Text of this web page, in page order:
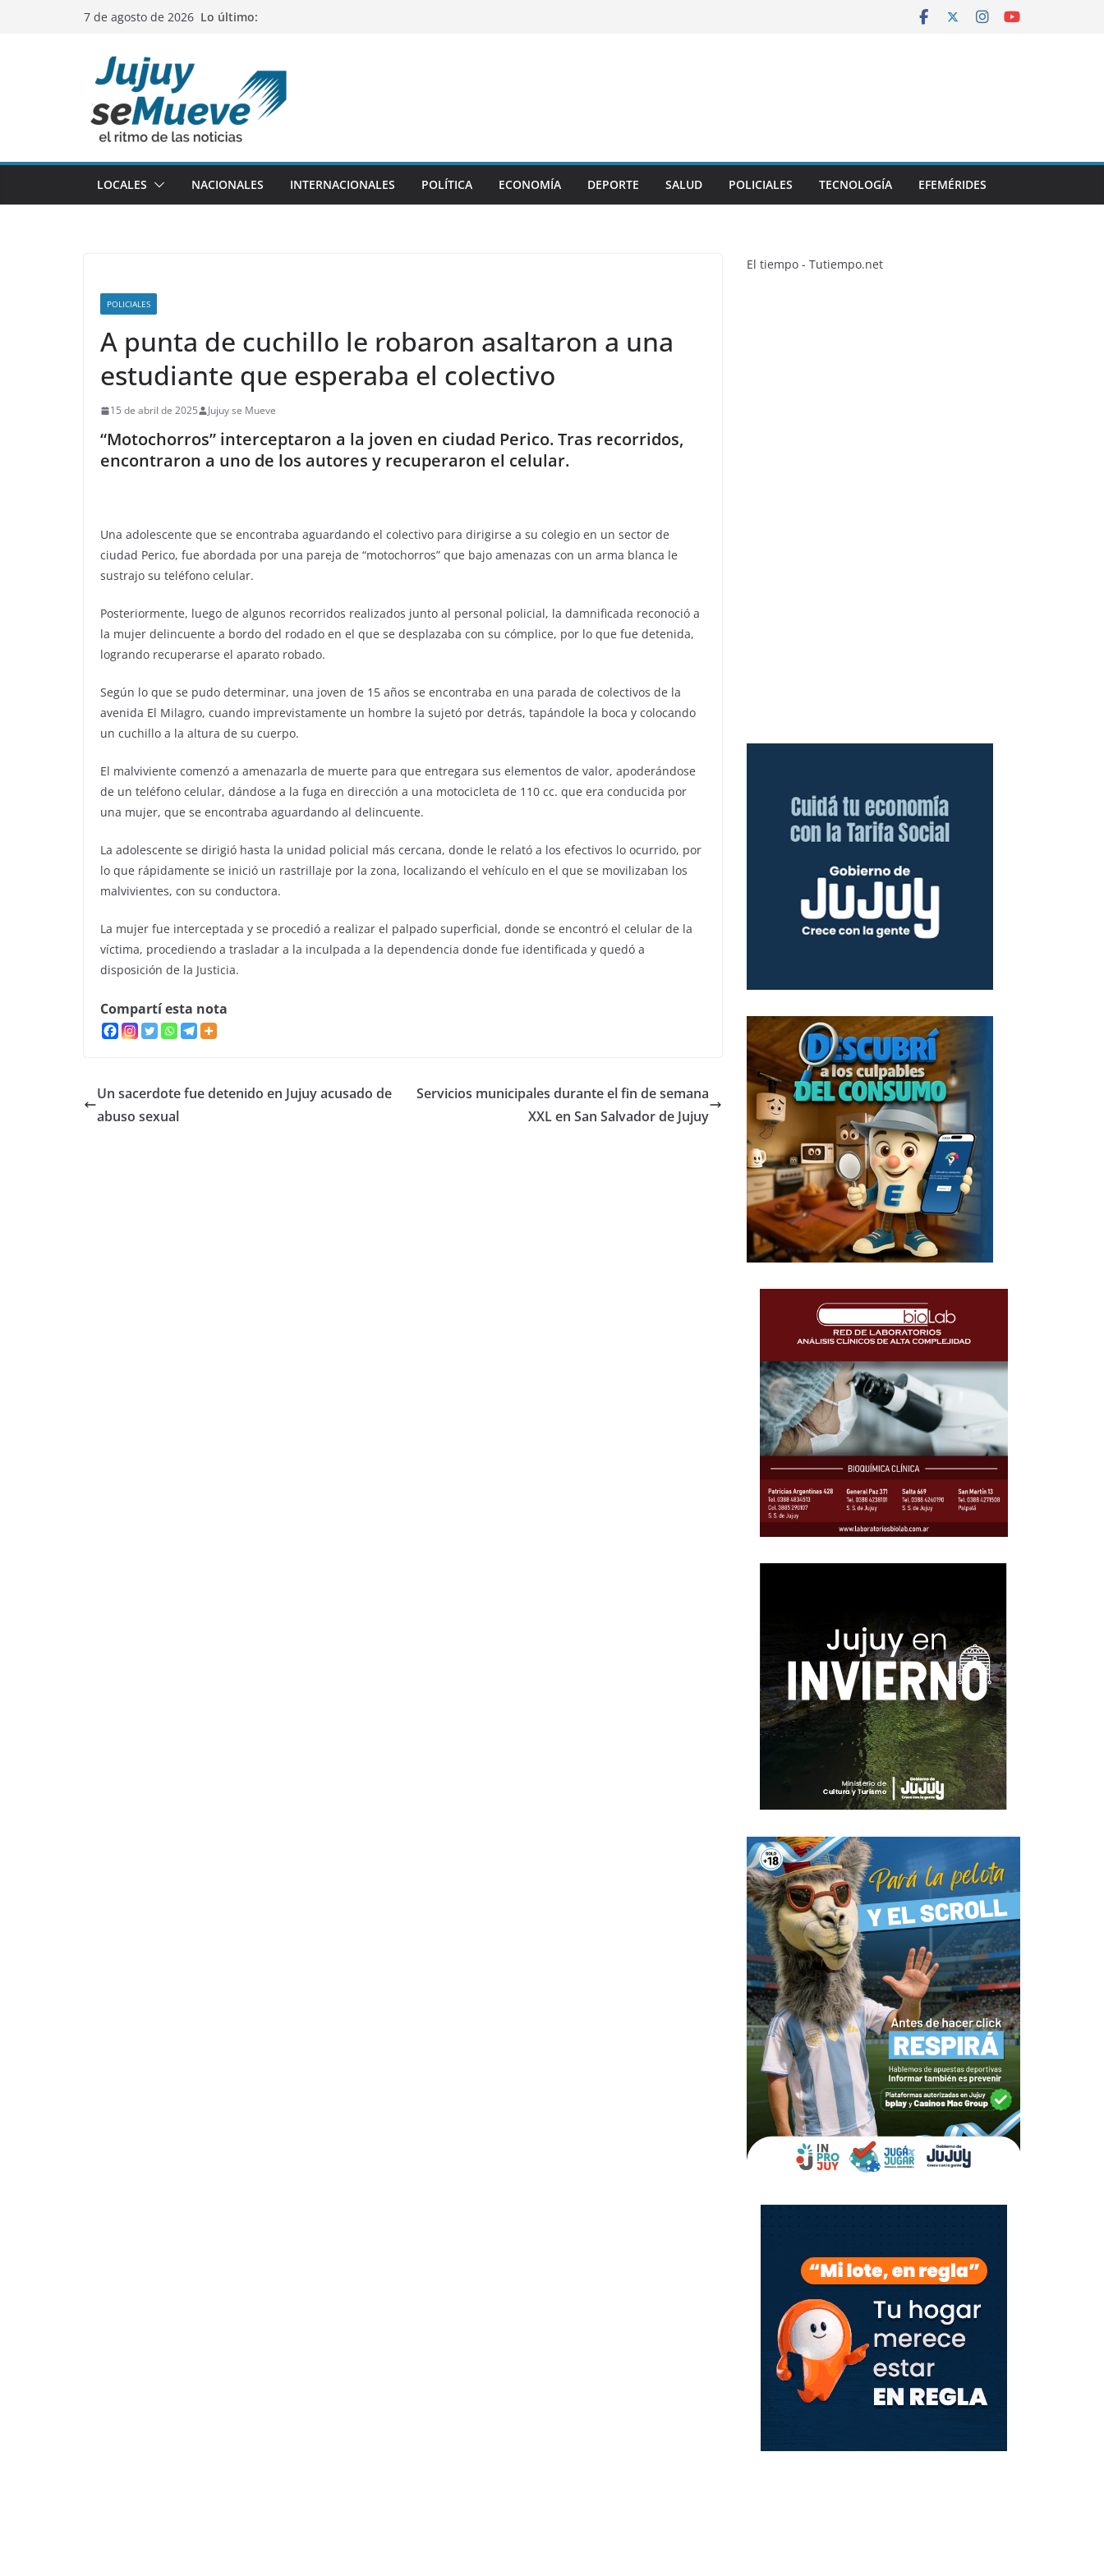
7 de agosto de 2026 Lo último:
LOCALES NACIONALES INTERNACIONALES POLÍTICA ECONOMÍA DEPORTE SALUD POLICIALES TECNOLOGÍA EFEMÉRIDES
POLICIALES
A punta de cuchillo le robaron asaltaron a una
estudiante que esperaba el colectivo
15 de abril de 2025 Jujuy se Mueve
“Motochorros” interceptaron a la joven en ciudad Perico. Tras recorridos,
encontraron a uno de los autores y recuperaron el celular.
Una adolescente que se encontraba aguardando el colectivo para dirigirse a su colegio en un sector de
ciudad Perico, fue abordada por una pareja de “motochorros” que bajo amenazas con un arma blanca le
sustrajo su teléfono celular.
Posteriormente, luego de algunos recorridos realizados junto al personal policial, la damnificada reconoció a
la mujer delincuente a bordo del rodado en el que se desplazaba con su cómplice, por lo que fue detenida,
logrando recuperarse el aparato robado.
Según lo que se pudo determinar, una joven de 15 años se encontraba en una parada de colectivos de la
avenida El Milagro, cuando imprevistamente un hombre la sujetó por detrás, tapándole la boca y colocando
un cuchillo a la altura de su cuerpo.
El malviviente comenzó a amenazarla de muerte para que entregara sus elementos de valor, apoderándose
de un teléfono celular, dándose a la fuga en dirección a una motocicleta de 110 cc. que era conducida por
una mujer, que se encontraba aguardando al delincuente.
La adolescente se dirigió hasta la unidad policial más cercana, donde le relató a los efectivos lo ocurrido, por
lo que rápidamente se inició un rastrillaje por la zona, localizando el vehículo en el que se movilizaban los
malvivientes, con su conductora.
La mujer fue interceptada y se procedió a realizar el palpado superficial, donde se encontró el celular de la
víctima, procediendo a trasladar a la inculpada a la dependencia donde fue identificada y quedó a
disposición de la Justicia.
Compartí esta nota
Un sacerdote fue detenido en Jujuy acusado de
abuso sexual
Servicios municipales durante el fin de semana
XXL en San Salvador de Jujuy
El tiempo - Tutiempo.net